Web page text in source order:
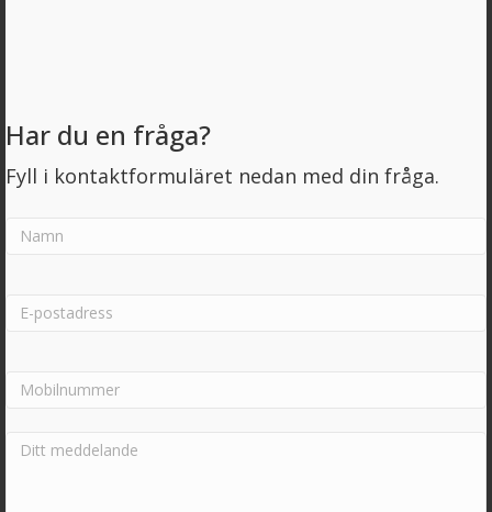
Har du en fråga?
Fyll i kontaktformuläret nedan med din fråga.